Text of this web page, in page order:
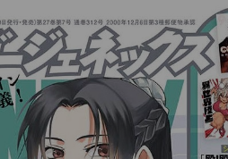
:692.15.692.936:t-